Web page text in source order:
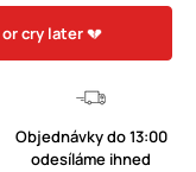
or cry later💔
Objednávky do 13:00
odesíláme ihned